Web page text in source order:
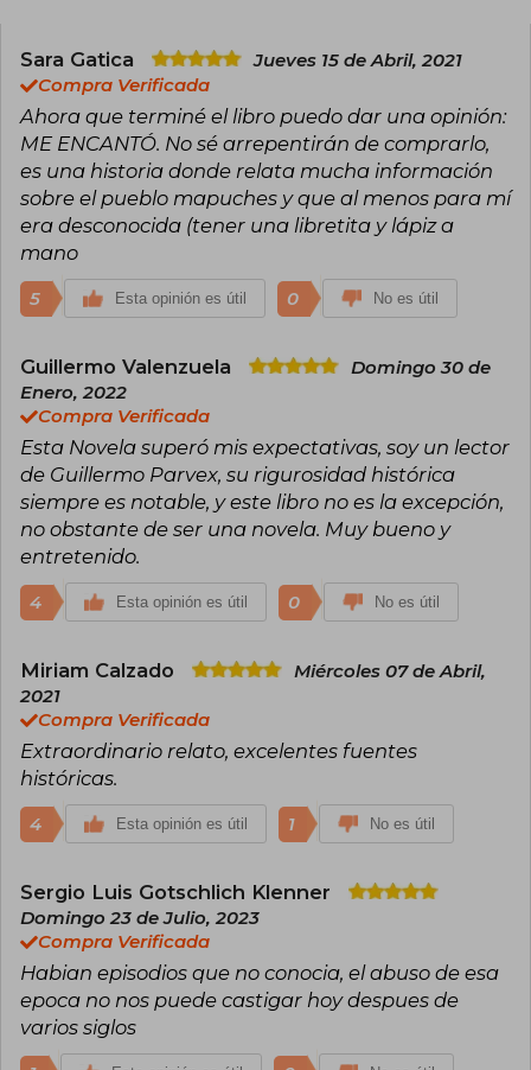
Sara Gatica
Jueves 15 de Abril, 2021
Compra Verificada
Ahora que terminé el libro puedo dar una opinión:
ME ENCANTÓ. No sé arrepentirán de comprarlo,
es una historia donde relata mucha información
sobre el pueblo mapuches y que al menos para mí
era desconocida (tener una libretita y lápiz a
mano
5 Esta opinión es útil 0 No es útil
Guillermo Valenzuela
Domingo 30 de
Enero, 2022
Compra Verificada
Esta Novela superó mis expectativas, soy un lector
de Guillermo Parvex, su rigurosidad histórica
siempre es notable, y este libro no es la excepción,
no obstante de ser una novela. Muy bueno y
entretenido.
4 Esta opinión es útil 0 No es útil
Miriam Calzado
Miércoles 07 de Abril,
2021
Compra Verificada
Extraordinario relato, excelentes fuentes
históricas.
4 Esta opinión es útil 1 No es útil
Sergio Luis Gotschlich Klenner
Domingo 23 de Julio, 2023
Compra Verificada
Habian episodios que no conocia, el abuso de esa
epoca no nos puede castigar hoy despues de
varios siglos